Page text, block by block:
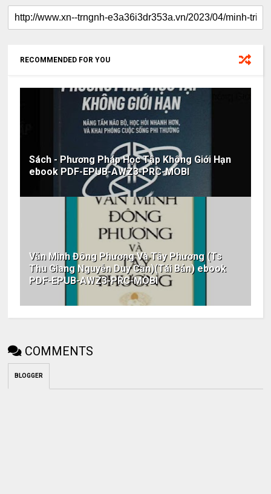
RECOMMENDED FOR YOU
Sách - Phương Pháp Học Tập Không Giới Hạn
ebook PDF-EPUB-AWZ3-PRC-MOBI
Văn Minh Đông Phương Và Tây Phương (Ts
Thu Giang Nguyễn Duy Cần)(Tái Bản) ebook
PDF-EPUB-AWZ3-PRC-MOBI
COMMENTS
BLOGGER